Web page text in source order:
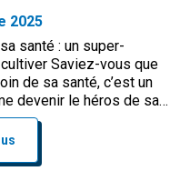
2025
santé : un super-
Saviez-vous que
de sa santé, c’est un
devenir le héros de sa
À l’école, à la maison ou
amis, chaque petit geste
grandir en pleine forme